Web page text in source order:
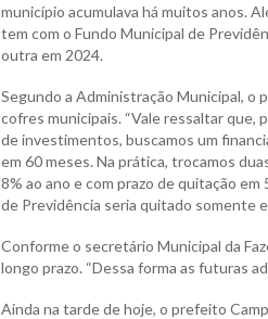
município acumulava há muitos anos.
tem com o Fundo Municipal de
outra em 2024.
Segundo a Administração Municipal, o
cofres municipais. “Vale ressaltar que,
de investimentos, buscamos um
em 60 meses. Na prática, trocamos
8% ao ano e com prazo de quitação
de Previdência seria quitado somente
Conforme o secretário Municipal da
longo prazo. “Dessa forma as futuras
Ainda na tarde de hoje, o prefeito